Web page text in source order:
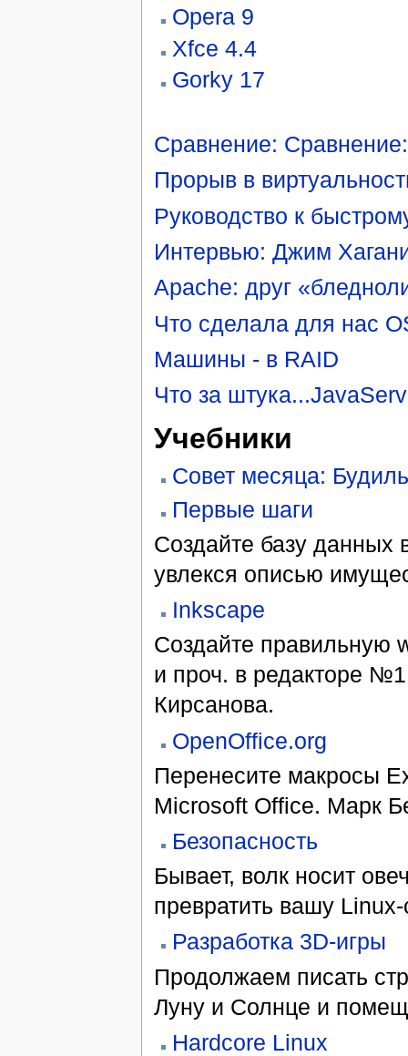
Opera 9
Xfce 4.4
Gorky 17
Сравнение:
Прорыв в
Руководство к
Интервью: Джим
Apache: друг
Что сделала для нас
Машины - в RAID
Что за
Учебники
Совет месяца:
Первые шаги
Создайте базу данных
увлекся описью
Inkscape
Создайте правильную
и проч. в редакторе
Кирсанова.
OpenOffice.org
Перенесите макросы
Microsoft Office. Марк
Безопасность
Бывает, волк носит
превратить вашу
Разработка 3D-игры
Продолжаем писать
Луну и Солнце и
Hardcore Linux